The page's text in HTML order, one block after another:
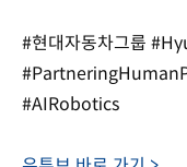
#현대자동차그룹
#AIRobotics